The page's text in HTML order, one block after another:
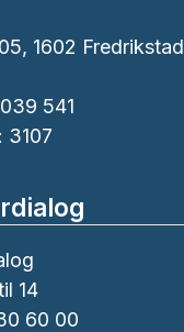
1602 Fredrikstad
541
3107
14
60 00